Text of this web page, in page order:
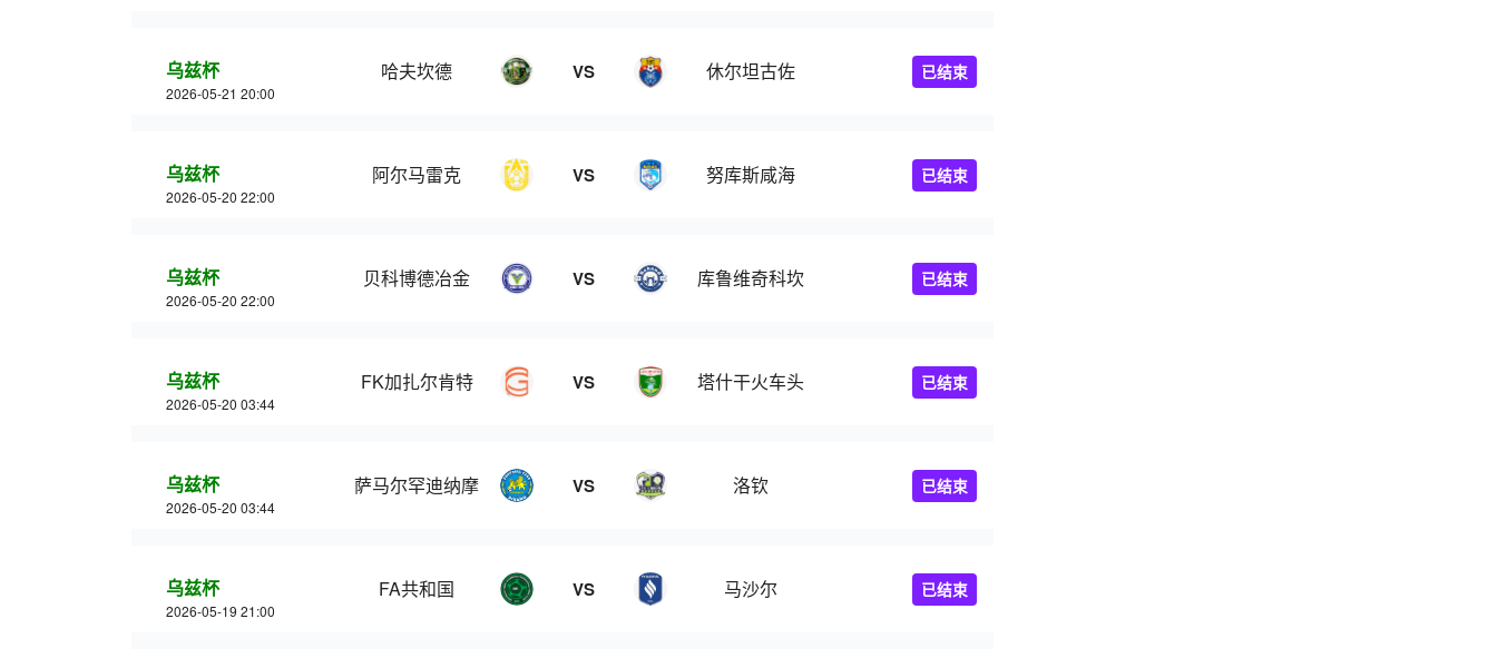
乌兹杯
2026-05-21 20:00
哈夫坎德 VS 休尔坦古佐 已结束
乌兹杯
2026-05-20 22:00
阿尔马雷克 VS 努库斯咸海 已结束
乌兹杯
2026-05-20 22:00
贝科博德冶金 VS 库鲁维奇科坎 已结束
乌兹杯
2026-05-20 03:44
FK加扎尔肯特 VS 塔什干火车头 已结束
乌兹杯
2026-05-20 03:44
萨马尔罕迪纳摩 VS 洛钦 已结束
乌兹杯
2026-05-19 21:00
FA共和国 VS 马沙尔 已结束